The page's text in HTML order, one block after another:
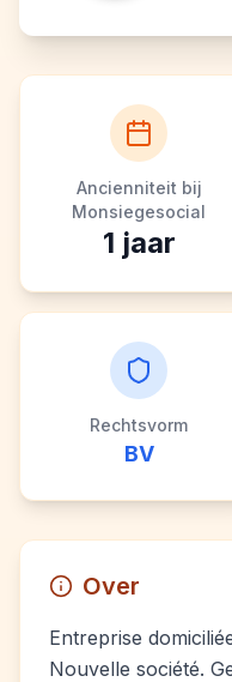
Ancienniteit bij
Monsiegesocial
1 jaar
Rechtsvorm
BV
Over
Entreprise
Nouvelle société.